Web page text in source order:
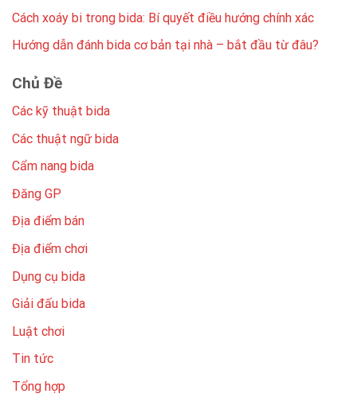
Cách xoáy bi trong bida: Bí quyết điều hướng chính xác
Hướng dẫn đánh bida cơ bản tại nhà – bắt đầu từ đâu?
Chủ Đề
Các kỹ thuật bida
Các thuật ngữ bida
Cẩm nang bida
Đăng GP
Địa điểm bán
Địa điểm chơi
Dụng cụ bida
Giải đấu bida
Luật chơi
Tin tức
Tổng hợp